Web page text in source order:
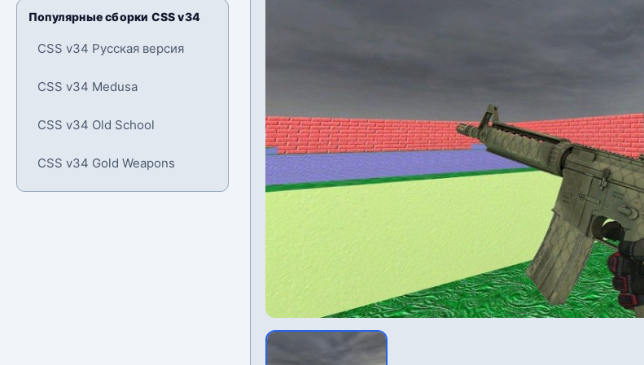
Популярные сборки CSS v34
CSS v34 Русская версия
CSS v34 Medusa
CSS v34 Old School
CSS v34 Gold Weapons